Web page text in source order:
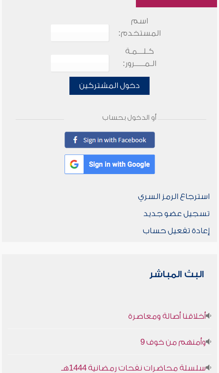
اسم
المستخدم:
كـلـــمـة
الـمـــــرور:
دخول المشتركين
أو الدخول بحساب
استرجاع الرمز السري
تسجيل عضو جديد
إعادة تفعيل حساب
البث المباشر
أخلاقنا أصالة ومعاصرة
وأمنهم من خوف 9
سلسلة محاضرات نفحات رمضانية 1444هـ